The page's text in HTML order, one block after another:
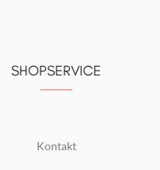
SHOPSERVICE
Kontakt